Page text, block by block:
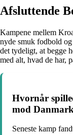
Afsluttende
Kampene mellem
nyde smuk fodbold
det tydeligt, at begge
med alt, hvad de har,
Hvornår
mod
Seneste kamp